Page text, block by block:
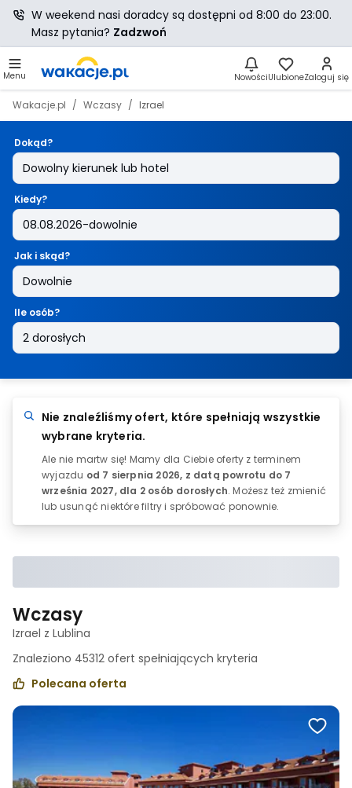
Menu NowościUlubioneZaloguj się
Wakacje.pl Wczasy Izrael
Dokąd?
Kiedy?
Jak i skąd?
Ile osób?
Wczasy
Izrael z Lublina
Nie znaleźliśmy ofert, które spełniają wszystkie
wybrane kryteria.
Ale nie martw się! Mamy dla Ciebie oferty z terminem
wyjazdu od 7 sierpnia 2026, z datą powrotu do 7
września 2027, dla 2 osób dorosłych. Możesz też zmienić
lub usunąć niektóre filtry i spróbować ponownie.
Znaleziono 45312 ofert spełniających kryteria
Polecana oferta
W weekend nasi doradcy są dostępni od 8:00 do 23:00.
Masz pytania? Zadzwoń